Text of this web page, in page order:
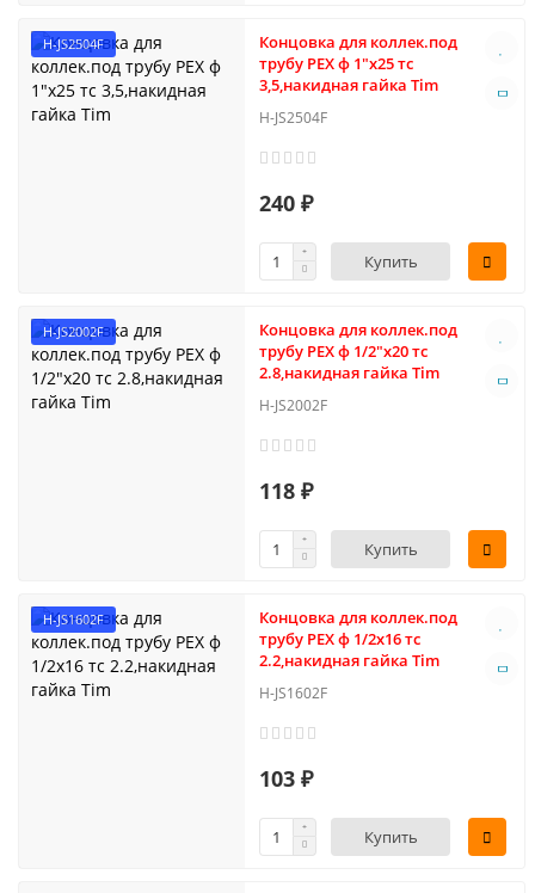
H-JS2504F
Концовка для коллек.под
трубу PEX ф 1"х25 тс
3,5,накидная гайка Tim
H-JS2504F
240 ₽
Купить
H-JS2002F
Концовка для коллек.под
трубу PEX ф 1/2"х20 тс
2.8,накидная гайка Tim
H-JS2002F
118 ₽
Купить
H-JS1602F
Концовка для коллек.под
трубу PEX ф 1/2х16 тс
2.2,накидная гайка Tim
H-JS1602F
103 ₽
Купить